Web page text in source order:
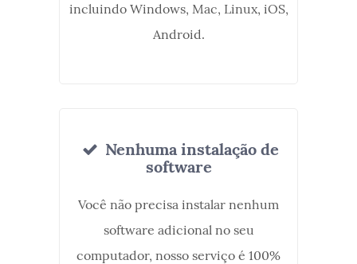
incluindo Windows, Mac, Linux, iOS,
Android.
Nenhuma instalação de
software
Você não precisa instalar nenhum
software adicional no seu
computador, nosso serviço é 100%